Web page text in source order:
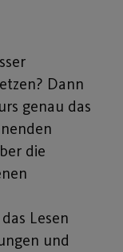
Dann
genau das
die
Lesen
und